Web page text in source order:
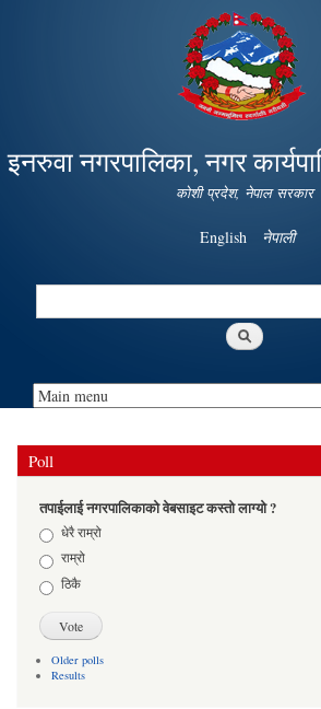
Skip to
main
content
इनरुवा नगरपालिका, नगर
कोशी प्रदेश, नेपाल सरकार
English नेपाली
Search
Poll
तपाईलाई नगरपालिकाको वेबसाइट कस्तो लाग्यो ?
Choicesधेरै राम्रो
राम्रो
ठिकै
Older polls
Results